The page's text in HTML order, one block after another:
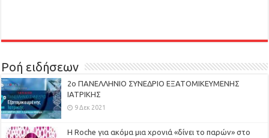
Ροή ειδήσεων
2ο ΠΑΝΕΛΛΗΝΙΟ ΣΥΝΕΔΡΙΟ ΕΞΑΤΟΜΙΚΕΥΜΕΝΗΣ
ΙΑΤΡΙΚΗΣ
9 Δεκ 2021
H Roche για ακόμα μια χρονιά «δίνει το παρών» στο